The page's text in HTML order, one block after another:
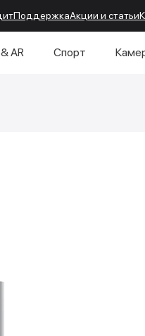
ПоддержкаАкции и статьи
AR Спорт